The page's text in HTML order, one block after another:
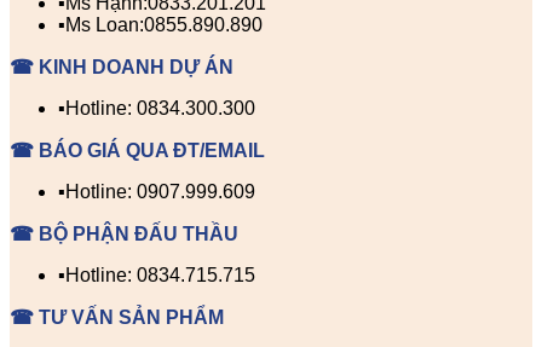
▪️Ms Loan:0855.890.890
☎ KINH DOANH DỰ ÁN
▪️Hotline: 0834.300.300
☎ BÁO GIÁ QUA ĐT/EMAIL
▪️Hotline: 0907.999.609
☎ BỘ PHẬN ĐẤU THẦU
▪️Hotline: 0834.715.715
☎ TƯ VẤN SẢN PHẨM